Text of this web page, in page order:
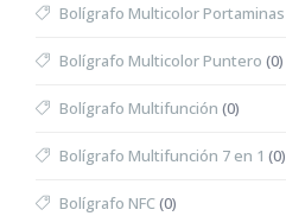
Bolígrafo Multicolor Portaminas
Bolígrafo Multicolor Puntero (0)
Bolígrafo Multifunción (0)
Bolígrafo Multifunción 7 en 1 (0)
Bolígrafo NFC(0)